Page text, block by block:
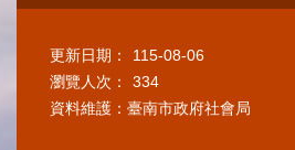
更新日期：
115-08-06
瀏覽人次：
334
資料維護：臺南市政府社會局